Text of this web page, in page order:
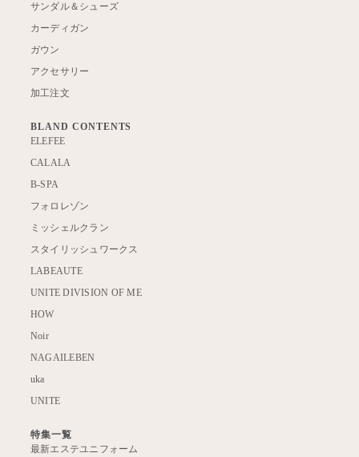
サンダル＆シューズ
カーディガン
ガウン
アクセサリー
加工注文
BLAND CONTENTS
ELEFEE
CALALA
B-SPA
フォロレゾン
ミッシェルクラン
スタイリッシュワークス
LABEAUTE
UNITE DIVISION OF ME
HOW
Noir
NAGAILEBEN
uka
UNITE
特集一覧
最新エステユニフォーム